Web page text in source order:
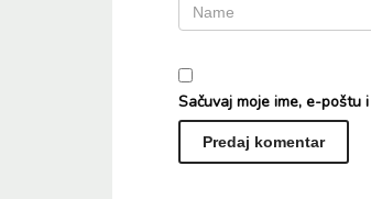
Sačuvaj moje ime, e-poštu